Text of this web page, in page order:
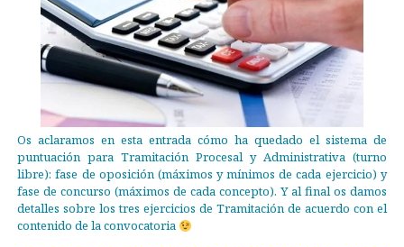
Os aclaramos en esta entrada cómo ha quedado el sistema de
puntuación para Tramitación Procesal y Administrativa (turno
libre): fase de oposición (máximos y mínimos de cada ejercicio) y
fase de concurso (máximos de cada concepto). Y al final os damos
detalles sobre los tres ejercicios de Tramitación de acuerdo con el
contenido de la convocatoria